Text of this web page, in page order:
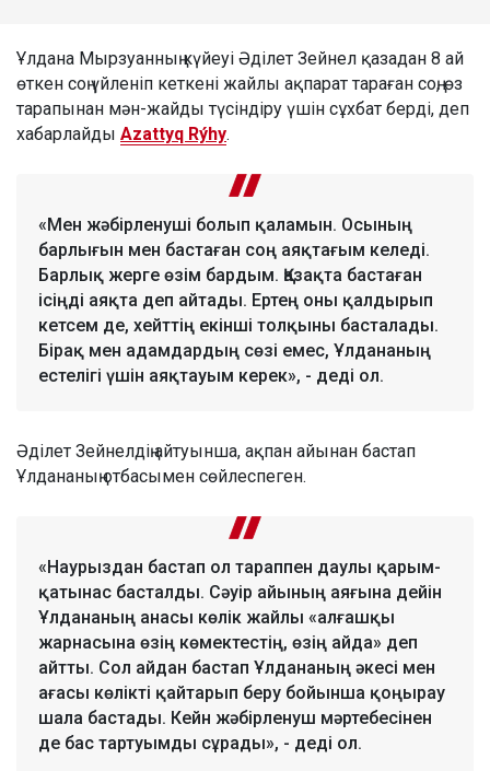
Ұлдана Мырзуанның күйеуі Әділет Зейнел қазадан 8 ай
өткен соң үйленіп кеткені жайлы ақпарат тараған соң, өз
тарапынан мән-жайды түсіндіру үшін сұхбат берді, деп
хабарлайды Azattyq Rýhy.
«Мен жәбірленуші болып қаламын. Осының
барлығын мен бастаған соң аяқтағым келеді.
Барлық жерге өзім бардым. Қазақта бастаған
ісіңді аяқта деп айтады. Ертең оны қалдырып
кетсем де, хейттің екінші толқыны басталады.
Бірақ мен адамдардың сөзі емес, Ұлдананың
естелігі үшін аяқтауым керек», - деді ол.
Әділет Зейнелдің айтуынша, ақпан айынан бастап
Ұлдананың отбасымен сөйлеспеген.
«Наурыздан бастап ол тараппен даулы қарым-
қатынас басталды. Сәуір айының аяғына дейін
Ұлдананың анасы көлік жайлы «алғашқы
жарнасына өзің көмектестің, өзің айда» деп
айтты. Сол айдан бастап Ұлдананың әкесі мен
ағасы көлікті қайтарып беру бойынша қоңырау
шала бастады. Кейн жәбірленуш мәртебесінен
де бас тартуымды сұрады», - деді ол.